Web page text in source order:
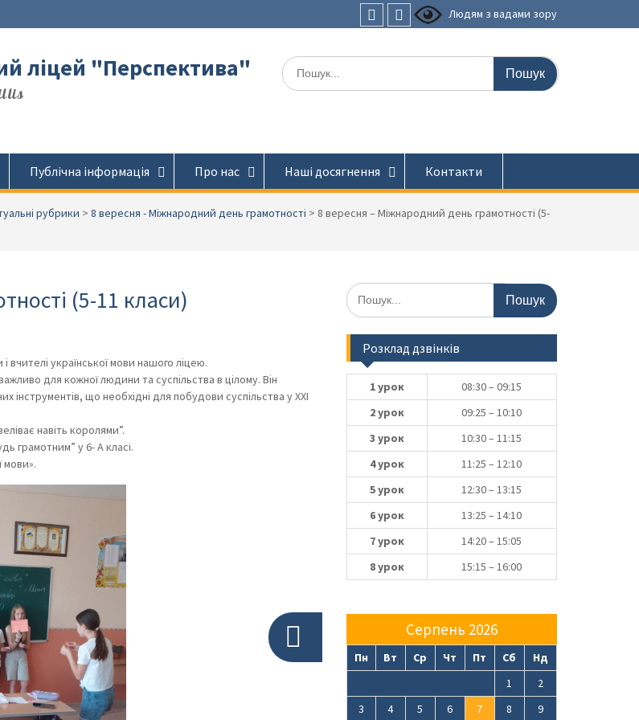
Людям з вадами зору
ліцей "Перспектива" Шукати:
Публічна інформація Про нас Наші досягнення Контакти
рубрики > 8 вересня - Міжнародний день грамотності > 8 вересня – Міжнародний день грамотності (5-
(5-11 класи)
української мови нашого ліцею.
для кожної людини та суспільства в цілому. Він
інструментів, що необхідні для побудови суспільства у XXI
навіть королями”.
грамотним” у 6- А класі.
мови».
Шукати:
Розклад дзвінків
1 урок
08:30 – 09:15
2 урок
09:25 – 10:10
3 урок
10:30 – 11:15
4 урок
11:25 – 12:10
5 урок
12:30 – 13:15
6 урок
13:25 – 14:10
7 урок
14:20 – 15:05
8 урок
15:15 – 16:00
Серпень 2026
Пн Вт Ср Чт Пт Сб
Нд
1
2
3
4 5 6 7 8
9